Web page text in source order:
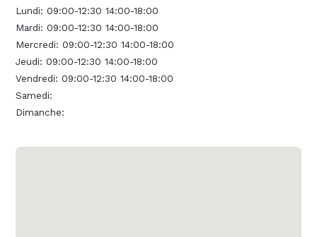
Lundi:09:00-12:30 14:00-18:00
Mardi:09:00-12:30 14:00-18:00
Mercredi:09:00-12:30 14:00-18:00
Jeudi:09:00-12:30 14:00-18:00
Vendredi:09:00-12:30 14:00-18:00
Samedi:
Dimanche: